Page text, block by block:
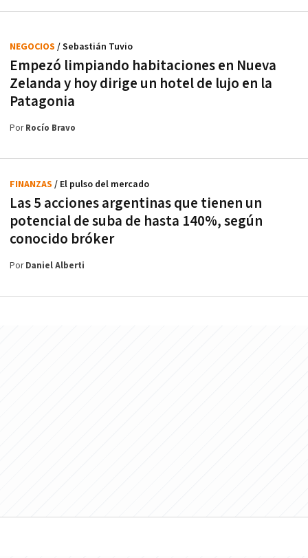
Empezó limpiando habitaciones en Nueva
Zelanda y hoy dirige un hotel de lujo en la
Patagonia
NEGOCIOS / Sebastián Tuvio
PorRocío Bravo
Las 5 acciones argentinas que tienen un
potencial de suba de hasta 140%, según
conocido bróker
FINANZAS / El pulso del mercado
PorDaniel Alberti